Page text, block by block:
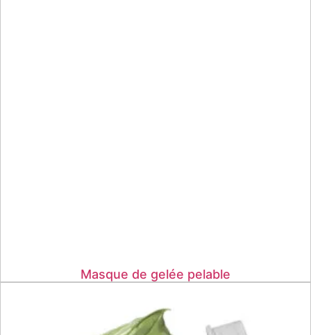
Masque de gelée pelable